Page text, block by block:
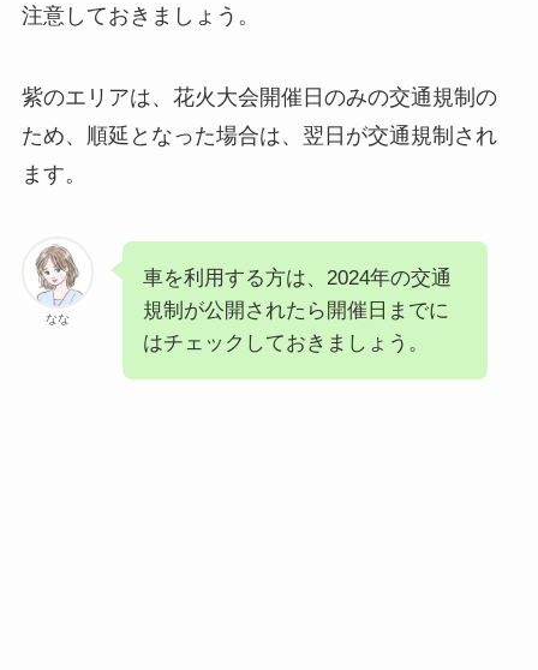
注意しておきましょう。
紫のエリアは、花火大会開催日のみの交通規制の
ため、順延となった場合は、翌日が交通規制され
ます。
なな
車を利用する方は、2024年の交通
規制が公開されたら開催日までに
はチェックしておきましょう。